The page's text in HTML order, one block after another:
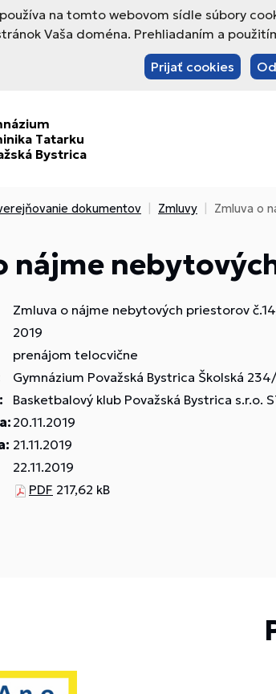
na tomto webovom sídle súbory
Vaša doména. Prehliadaním a
Prijať cookies
Tatarku
Bystrica
dokumentov Zmluvy Zmluva o
nájme
Zmluva o nájme nebytových priestorov
2019
prenájom telocvične
Gymnázium Považská Bystrica Školská
Basketbalový klub Považská Bystrica s.r.o.
20.11.2019
21.11.2019
22.11.2019
PDF 217,62 kB